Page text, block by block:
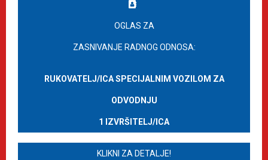
OGLAS ZA
ZASNIVANJE RADNOG ODNOSA:
RUKOVATELJ/ICA SPECIJALNIM VOZILOM ZA
ODVODNJU
1 IZVRŠITELJ/ICA
KLIKNI ZA DETALJE!